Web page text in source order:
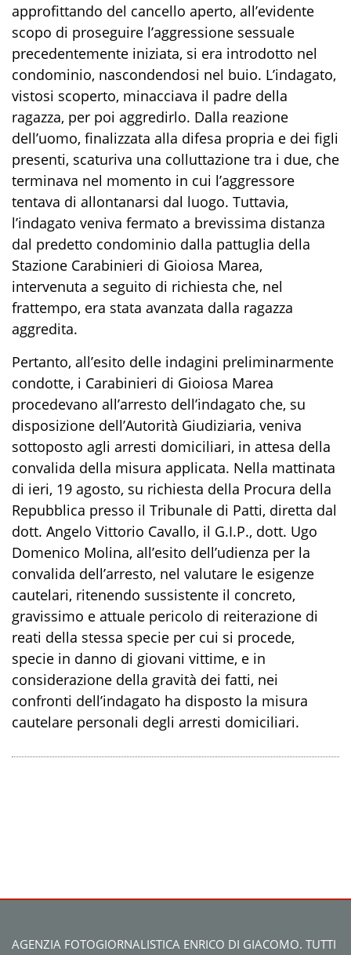
approfittando del cancello aperto, all’evidente
scopo di proseguire l’aggressione sessuale
precedentemente iniziata, si era introdotto nel
condominio, nascondendosi nel buio. L’indagato,
vistosi scoperto, minacciava il padre della
ragazza, per poi aggredirlo. Dalla reazione
dell’uomo, finalizzata alla difesa propria e dei figli
presenti, scaturiva una colluttazione tra i due, che
terminava nel momento in cui l’aggressore
tentava di allontanarsi dal luogo. Tuttavia,
l’indagato veniva fermato a brevissima distanza
dal predetto condominio dalla pattuglia della
Stazione Carabinieri di Gioiosa Marea,
intervenuta a seguito di richiesta che, nel
frattempo, era stata avanzata dalla ragazza
aggredita.
Pertanto, all’esito delle indagini preliminarmente
condotte, i Carabinieri di Gioiosa Marea
procedevano all’arresto dell’indagato che, su
disposizione dell’Autorità Giudiziaria, veniva
sottoposto agli arresti domiciliari, in attesa della
convalida della misura applicata. Nella mattinata
di ieri, 19 agosto, su richiesta della Procura della
Repubblica presso il Tribunale di Patti, diretta dal
dott. Angelo Vittorio Cavallo, il G.I.P., dott. Ugo
Domenico Molina, all’esito dell’udienza per la
convalida dell’arresto, nel valutare le esigenze
cautelari, ritenendo sussistente il concreto,
gravissimo e attuale pericolo di reiterazione di
reati della stessa specie per cui si procede,
specie in danno di giovani vittime, e in
considerazione della gravità dei fatti, nei
confronti dell’indagato ha disposto la misura
cautelare personali degli arresti domiciliari.
AGENZIA FOTOGIORNALISTICA ENRICO DI GIACOMO. TUTTI